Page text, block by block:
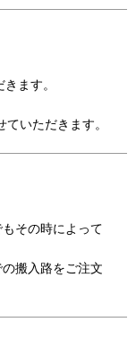
ます。
いただきます。
その時によって
搬入路をご注文